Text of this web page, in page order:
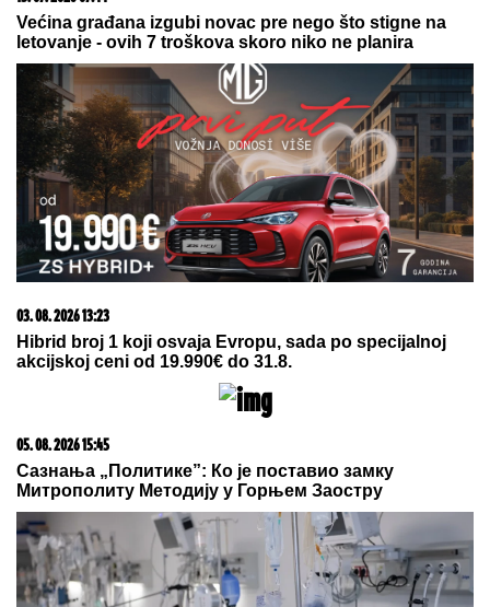
letovalištu
SPEKTAKL U GROCKOJ!
Dragan
Stanković pred svim GOSTIMA
ZAPROSIO DEVOJKU Aleksandru,
ona poskočila od sreće! (VIDEO)
by Aklamator
05. 08. 2026 14:12
Koliko visoku temperaturu ljudsko telo može da izdrži?
05. 08. 2026 19:15
Захарова: Макрон подржава тероризам против